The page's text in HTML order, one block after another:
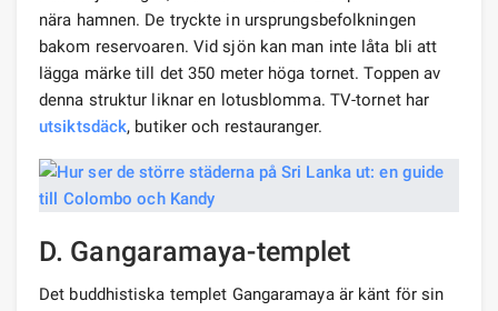
nära hamnen. De tryckte in ursprungsbefolkningen
bakom reservoaren. Vid sjön kan man inte låta bli att
lägga märke till det 350 meter höga tornet. Toppen av
denna struktur liknar en lotusblomma. TV-tornet har
utsiktsdäck, butiker och restauranger.
D. Gangaramaya-templet
Det buddhistiska templet Gangaramaya är känt för sin